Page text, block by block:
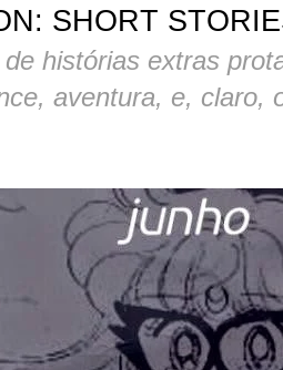
SHORT
histórias extras
aventura, e,